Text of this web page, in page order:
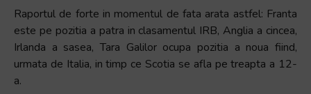
content.
Raportul de forte in momentul de fata arata astfel: Franta
este pe pozitia a patra in clasamentul IRB, Anglia a cincea,
Irlanda a sasea, Tara Galilor ocupa pozitia a noua fiind,
urmata de Italia, in timp ce Scotia se afla pe treapta a 12-
a.